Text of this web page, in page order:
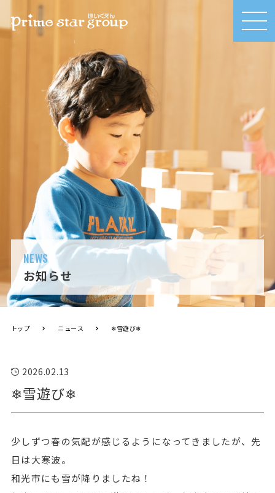
MEN
U
NEWS
お知らせ
トップ ニュース ❄雪遊び❄
2026.02.13
❄雪遊び❄
少しずつ春の気配が感じるようになってきましたが、先
日は大寒波。
和光市にも雪が降りましたね！